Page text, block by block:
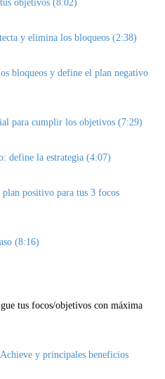
objetivos (8:02)
y elimina los bloqueos (2:38)
bloqueos y define el plan negativo
para cumplir los objetivos (7:29)
define la estrategia (4:07)
positivo para tus 3 focos
(8:16)
tus focos/objetivos con máxima
y principales beneficios